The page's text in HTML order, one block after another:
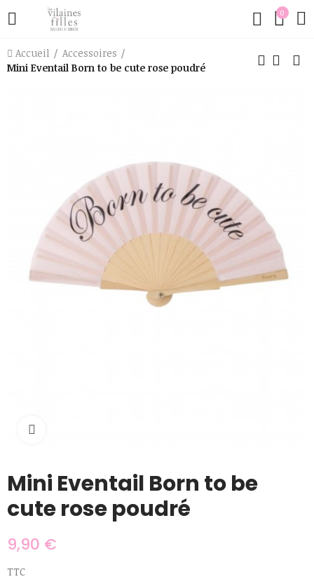
0
Accueil
Accessoires
Mini Eventail Born to be cute rose poudré
Mini Eventail Born to be
cute rose poudré
9,90 €
TTC